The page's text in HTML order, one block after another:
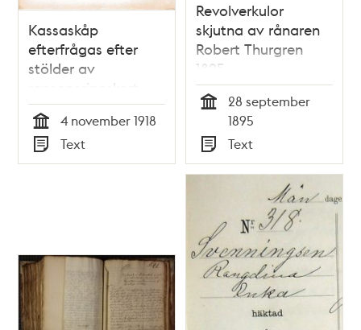
Kassaskåp
efterfrågas efter
stölder av
ransoneringskort
Tid
4 november 1918
Typ
Text
Revolverkulor
skjutna av rånaren
Robert Thurgren
1895
28 september
1895
Typ
Text